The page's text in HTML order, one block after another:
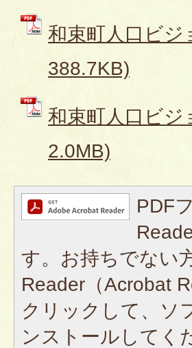
和束町人口ビジ
388.7KB)
和束町人口ビジ
2.0MB)
PDF
す。お持ちでない
Reader（Acrobat
クリックして、ソ
ンストールしてく